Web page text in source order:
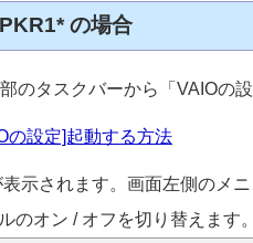
の場合
のタスクバーから「VAIOの設
の設定]起動する方法
表示されます。画面左側のメ
のオン / オフを切り替えます。